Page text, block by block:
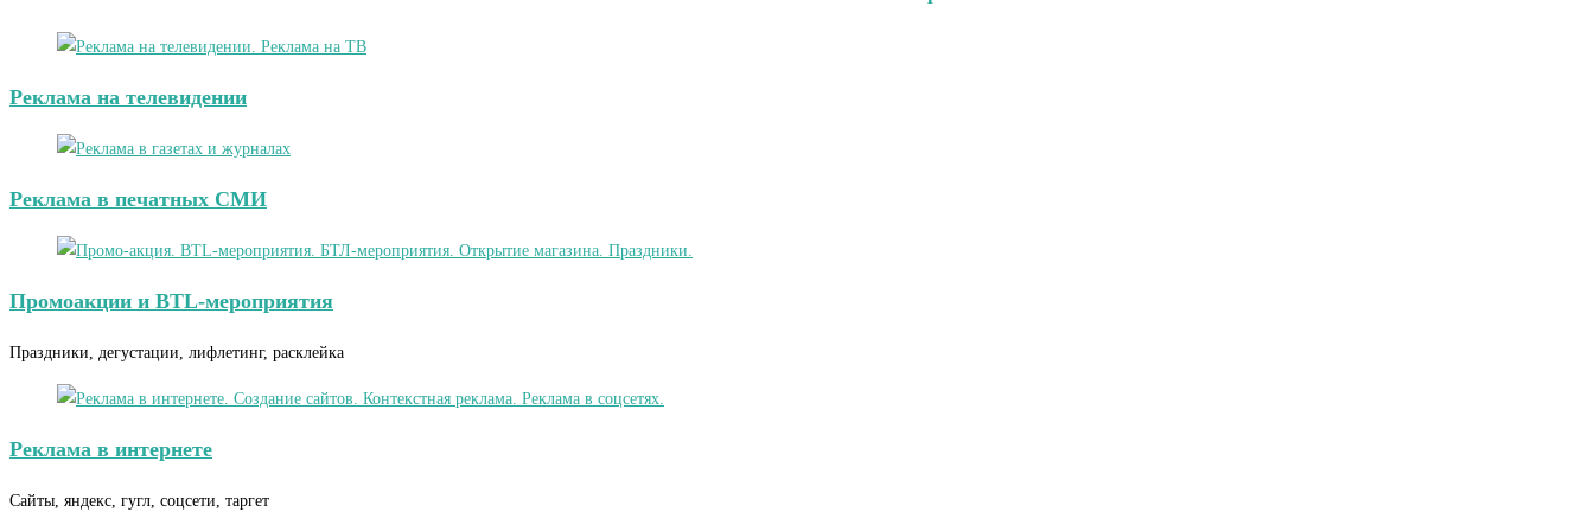
Реклама на телевидении
Реклама в печатных СМИ
Промоакции и BTL-мероприятия
Праздники, дегустации, лифлетинг, расклейка
Реклама в интернете
Сайты, яндекс, гугл, соцсети, таргет